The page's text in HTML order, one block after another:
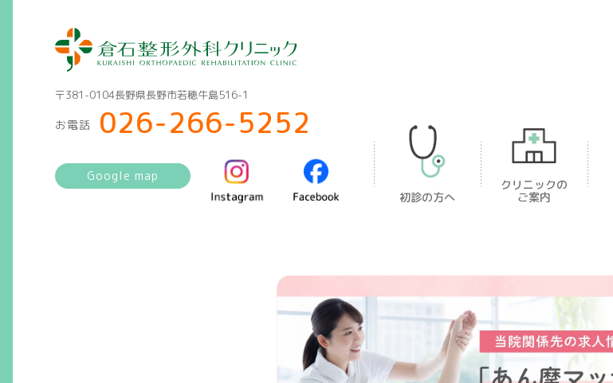
〒381-0104長野県長野市若穂牛島516-1
お電話 026-266-5252
Google map
初診の方へ
クリニックの
ご案内